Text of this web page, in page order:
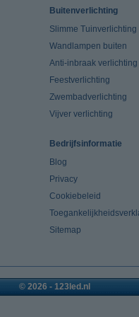
Buitenverlichting
Slimme Tuinverlichting
Wandlampen buiten
Anti-inbraak verlichting
Feestverlichting
Zwembadverlichting
Vijver verlichting
Bedrijfsinformatie
Blog
Privacy
Cookiebeleid
Sitemap
© 2026 - 123led.nl